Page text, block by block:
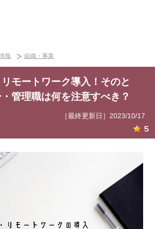
報 組織・事業
モートワーク導入！そのと
管理職は何を注意すべき？
［最終更新日］2023/10/17
5